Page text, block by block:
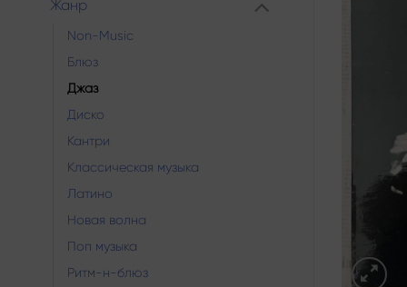
Жанр
Non-Music
Блюз
Джаз
Диско
Кантри
Классическая музыка
Латино
Новая волна
Поп музыка
Ритм-н-блюз